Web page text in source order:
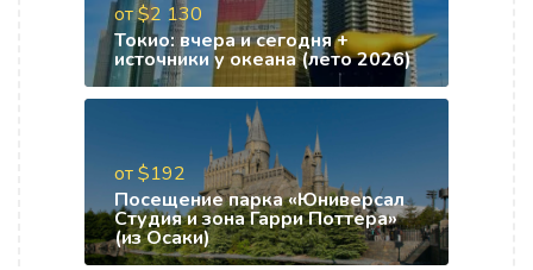
от $2 130
Токио: вчера и сегодня +
источники у океана (лето 2026)
от $192
Посещение парка «Юниверсал
Студия и зона Гарри Поттера»
(из Осаки)